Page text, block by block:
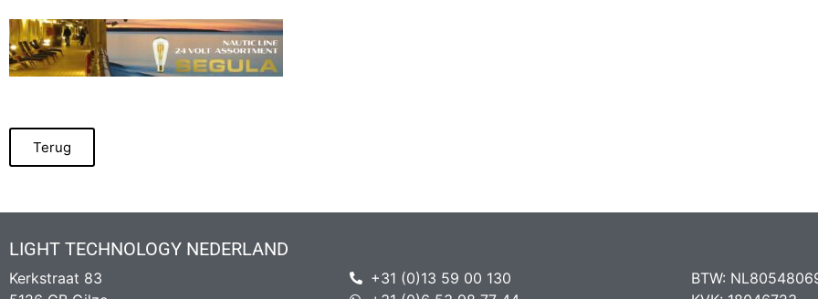
Terug
LIGHT TECHNOLOGY NEDERLAND
Kerkstraat 83
+31 (0)13 59 00 130
BTW: